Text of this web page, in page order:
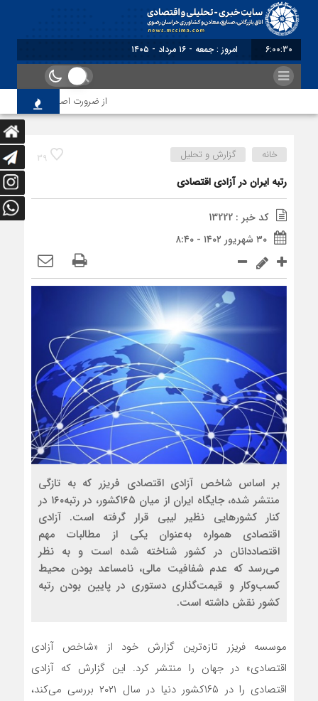
6:00:30 برابر با : Friday - 7 August - 2026
از ضرورت اصلاح رویه‌های
39 خانه گزارش و تحلیل
رتبه ایران در آزادی اقتصادی
کد خبر : 13222
۳۰ شهریور ۱۴۰۲ - ۸:۴۰
بر اساس شاخص آزادی اقتصادی فریزر که به تازگی
منتشر شده، جایگاه ایران از میان ۱۶۵کشور، در رتبه۱۶۰ در
کنار کشو‌رهایی نظیر لیبی قرار گرفته است. آزادی
اقتصادی همواره به‌عنوان یکی از مطالبات مهم
اقتصاددانان در کشور شناخته شده است و به نظر
می‌رسد که عدم شفافیت مالی، نامساعد بودن محیط
کسب‌وکار و قیمت‌گذاری دستوری در پایین بودن رتبه
کشور نقش داشته است.
موسسه فریزر تازه‌ترین گزارش خود از «شاخص آزادی
اقتصادی» در جهان را منتشر کرد. این گزارش که آزادی
اقتصادی را در ۱۶۵کشور دنیا در سال ۲۰۲۱ بررسی می‌‌‌کند،